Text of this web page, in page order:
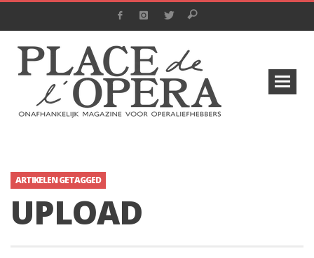
ARTIKELEN GETAGGED
UPLOAD